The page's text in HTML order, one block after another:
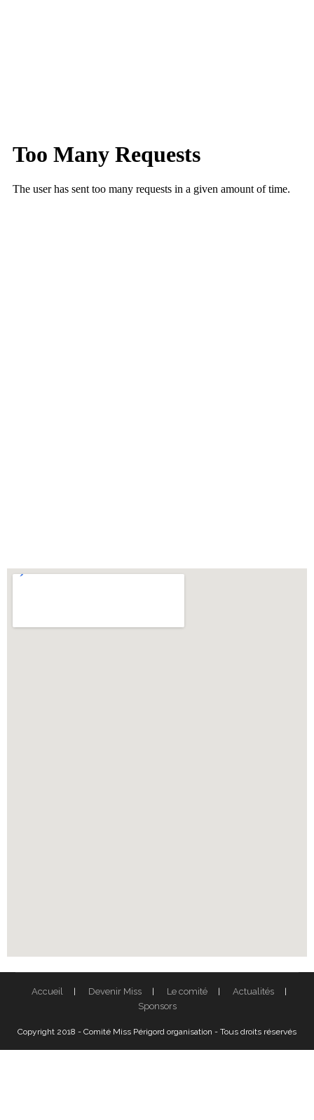
Accueil Devenir Miss Le comité
Actualités
Sponsors
Copyright 2018 - Comité Miss Périgord organisation - Tous droits réservés